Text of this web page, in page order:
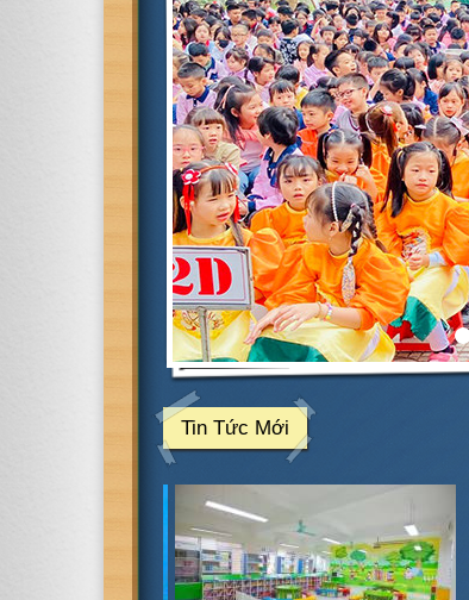
Tin Tức Mới